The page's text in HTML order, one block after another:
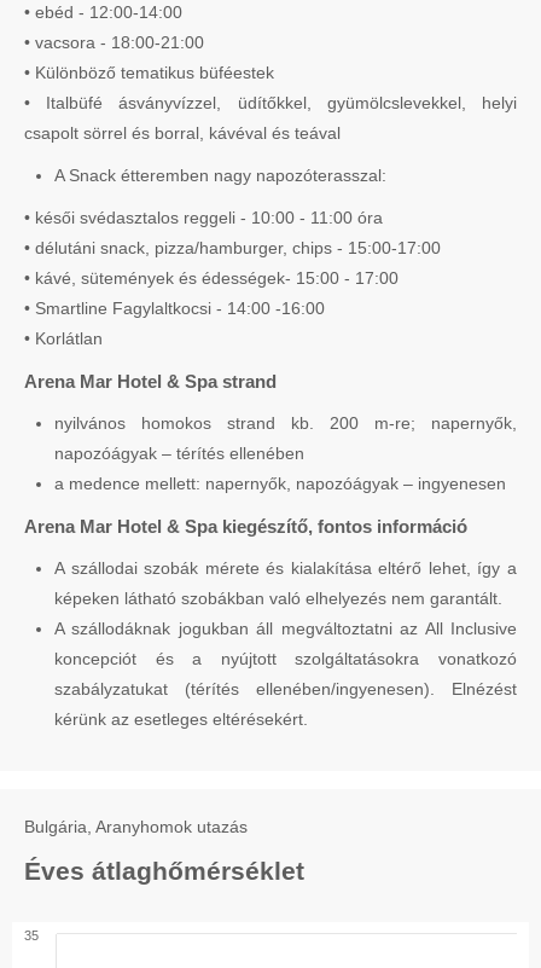
• ebéd - 12:00-14:00
• vacsora - 18:00-21:00
• Különböző tematikus büféestek
• Italbüfé ásványvízzel, üdítőkkel, gyümölcslevekkel, helyi
csapolt sörrel és borral, kávéval és teával
A Snack étteremben nagy napozóterasszal:
• késői svédasztalos reggeli - 10:00 - 11:00 óra
• délutáni snack, pizza/hamburger, chips - 15:00-17:00
• kávé, sütemények és édességek- 15:00 - 17:00
• Smartline Fagylaltkocsi - 14:00 -16:00
• Korlátlan
Arena Mar Hotel & Spa strand
nyilvános homokos strand kb. 200 m-re; napernyők,
napozóágyak – térítés ellenében
a medence mellett: napernyők, napozóágyak – ingyenesen
Arena Mar Hotel & Spa kiegészítő, fontos információ
A szállodai szobák mérete és kialakítása eltérő lehet, így a
képeken látható szobákban való elhelyezés nem garantált.
A szállodáknak jogukban áll megváltoztatni az All Inclusive
koncepciót és a nyújtott szolgáltatásokra vonatkozó
szabályzatukat (térítés ellenében/ingyenesen). Elnézést
kérünk az esetleges eltérésekért.
Bulgária, Aranyhomok utazás
Éves átlaghőmérséklet
35